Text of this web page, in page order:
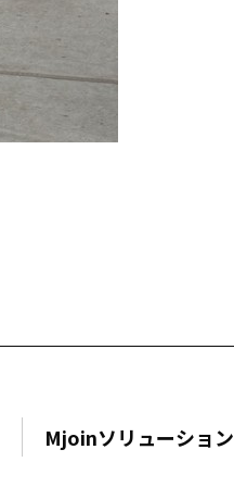
Mjoinソリューション